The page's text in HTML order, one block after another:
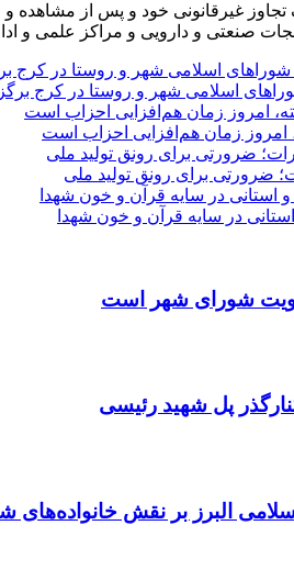
غیرقانونی خود و پس از مشاهده
صنعتی و دارویی و مراکز علمی و
اسلامی شهر و روستا در کرج
زمان هم‌افزایی احزاب است
ضرورتی برای رونق تولید ملی
در سایه قرآن و خون شهدا
شورای شهر است
کنارگذر پل شهید رئیسی
البرز بر نقش